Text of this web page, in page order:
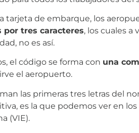
tarjeta de embarque, los
por tres caracteres, los cuales a
no es así.
el código se forma con una
el aeropuerto.
las primeras tres letras del
es la que podemos ver en los
(VIE).